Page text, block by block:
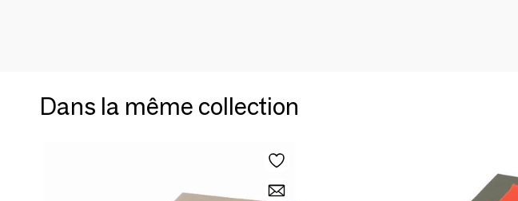
Dans la même collection